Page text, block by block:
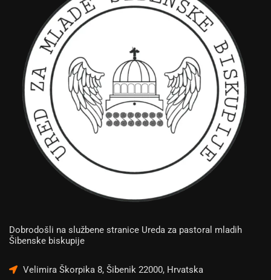
Dobrodošli na službene stranice Ureda za pastoral mladih
Šibenske biskupije
Velimira Škorpika 8, Šibenik 22000, Hrvatska